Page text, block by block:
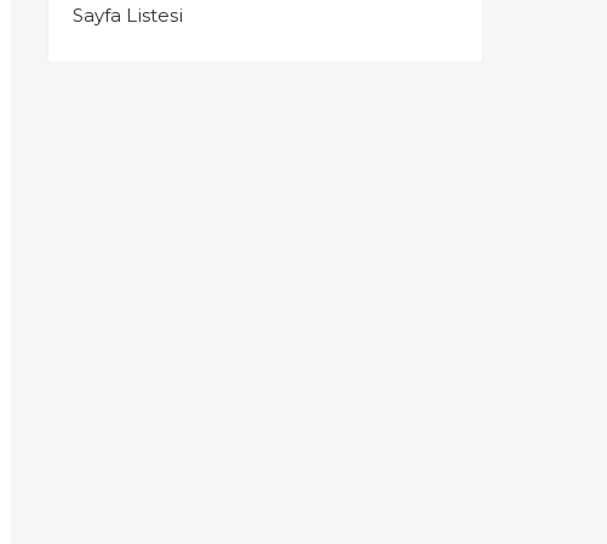
Sayfa Listesi